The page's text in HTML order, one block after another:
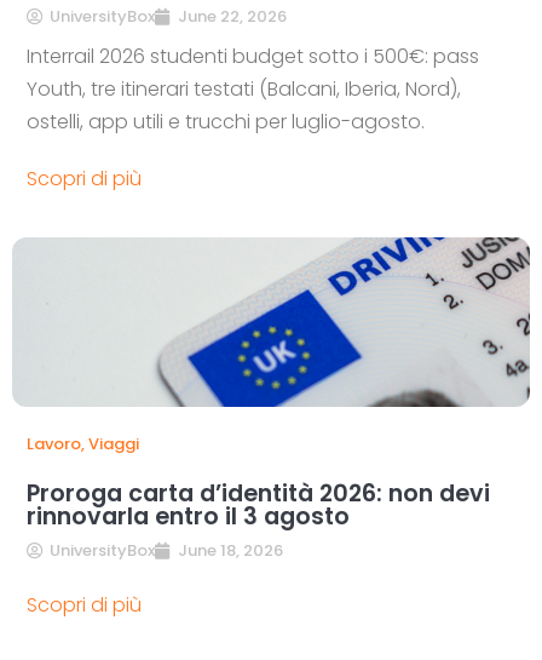
UniversityBox June 22, 2026
Interrail 2026 studenti budget sotto i 500€: pass
Youth, tre itinerari testati (Balcani, Iberia, Nord),
ostelli, app utili e trucchi per luglio-agosto.
Scopri di più
Lavoro,Viaggi
Proroga carta d’identità 2026: non devi
rinnovarla entro il 3 agosto
UniversityBox June 18, 2026
Scopri di più